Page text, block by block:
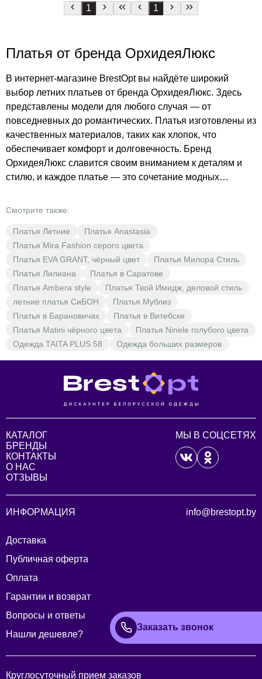
1 1
Платья от бренда ОрхидеяЛюкс
В интернет-магазине BrestOpt вы найдёте широкий
выбор летних платьев от бренда ОрхидеяЛюкс. Здесь
представлены модели для любого случая — от
повседневных до романтических. Платья изготовлены из
качественных материалов, таких как хлопок, что
обеспечивает комфорт и долговечность. Бренд
ОрхидеяЛюкс славится своим вниманием к деталям и
стилю, и каждое платье — это сочетание модных
расцветок, включая зелёные оттенки, позволяет каждой
BrestOpt вы найдёте платья на любой вкус и по
доступным ценам. Не упустите возможность обновить
свой гардероб стильной и качественной одеждой от
ОрхидеяЛюкс. Откройте для себя мир моды и стиля с
BrestOpt!
Смотрите также:
Платья Летние
Платья Anastasia
Платья Mira Fashion серого цвета
Платья EVA GRANT, чёрный цвет
Платья Милора Стиль
Платья Лилиана
Платья в Саратове
Платья Ambera style
Платья Твой Имидж, деловой стиль
летние платья СиБОН
Платья Мублиз
Платья в Барановичах
Платья в Витебске
Платья Matini чёрного цвета
Платья Ninele голубого цвета
Одежда TAITA PLUS 58
Одежда больших размеров
КАТАЛОГ
БРЕНДЫ
КОНТАКТЫ
О НАС
ОТЗЫВЫ
МЫ В СОЦСЕТЯХ
ИНФОРМАЦИЯ
Доставка
Публичная оферта
Оплата
Гарантии и возврат
Вопросы и ответы
Нашли дешевле?
info@brestopt.by
Заказать звонок
Круглосуточный прием заказов